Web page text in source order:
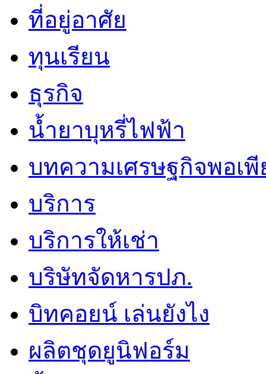
ที่อยู่อาศัย
ทุนเรียน
ธุรกิจ
น้ำยาบุหรี่ไฟฟ้า
บทความเศรษฐกิจพอเพี
บริการ
บริการให้เช่า
บริษัทจัดหารปภ.
บิทคอยน์ เล่นยังไง
ผลิตชุดยูนิฟอร์ม